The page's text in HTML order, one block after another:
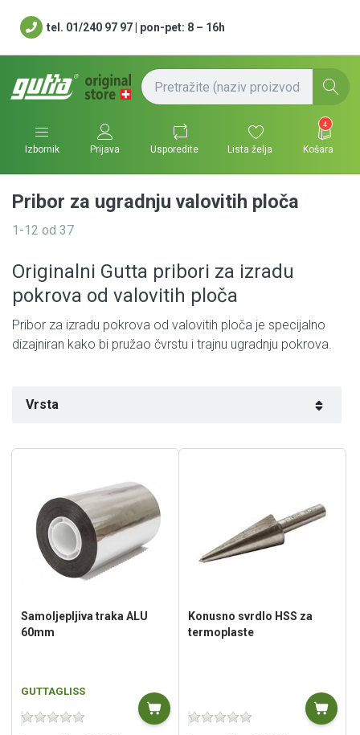
tel. 01/240 97 97 | pon-pet: 8 – 16h
Izbornik Prijava Usporedite Lista želja
4
Košara
Pribor za ugradnju valovitih ploča
1-12 od 37
Originalni Gutta pribori za izradu
pokrova od valovitih ploča
Pribor za izradu pokrova od valovitih ploča je specijalno
dizajniran kako bi pružao čvrstu i trajnu ugradnju pokrova.
Vrsta
Samoljepljiva traka ALU
60mm
GUTTAGLISS
Konusno svrdlo HSS za
termoplaste